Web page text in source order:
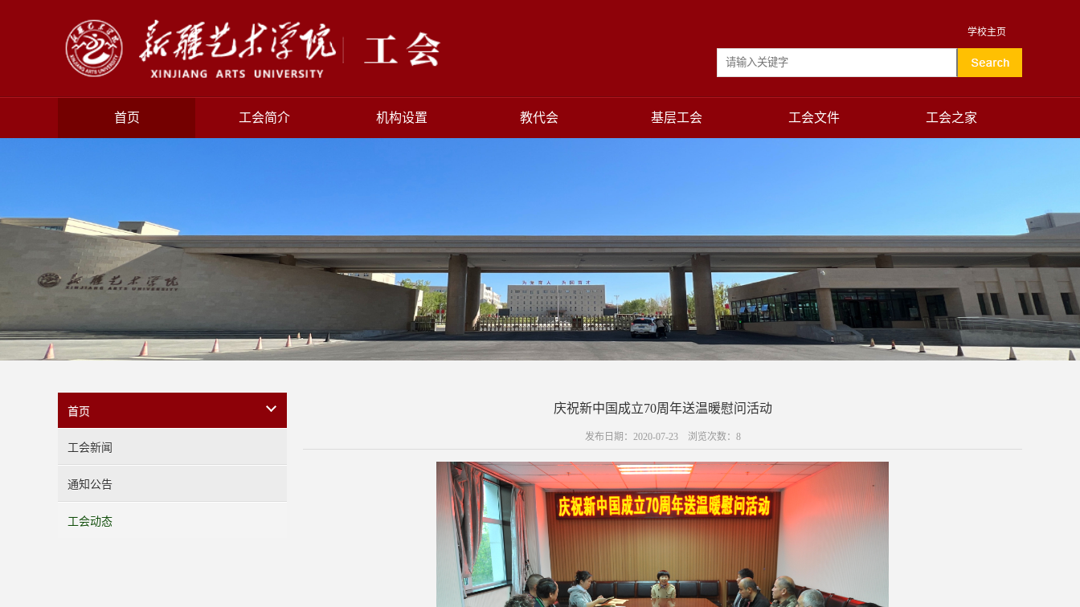
学校主页
首页 工会简介 机构设置 教代会 基层工会 工会文件 工会之家
首页
工会新闻
通知公告
工会动态
庆祝新中国成立70周年送温暖慰问活动
发布日期：2020-07-23 浏览次数： 8